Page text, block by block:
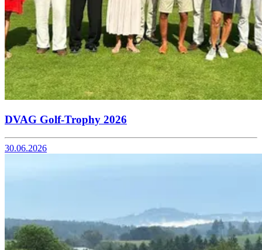
DVAG Golf-Trophy 2026
30.06.2026